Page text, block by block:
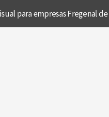
para empresas Fregenal